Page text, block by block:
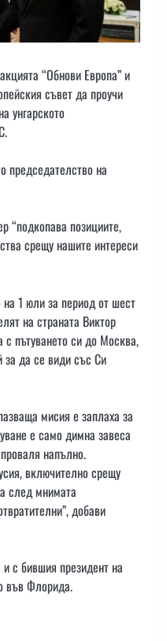
“Обнови Европа” и
съвет да проучи
унгарското
председателство на
“подкопава позициите,
срещу нашите интереси
на 1 юли за период от шест
на страната Виктор
пътуването си до Москва,
за да се види със Си
мисия е заплаха за
е само димна завеса
напълно.
включително срещу
след мнимата
добави
с бившия президент на
във Флорида.